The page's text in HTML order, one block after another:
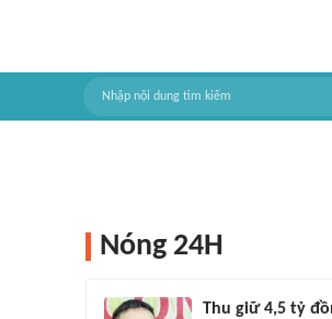
Nóng 24H
Thu giữ 4,5 tỷ